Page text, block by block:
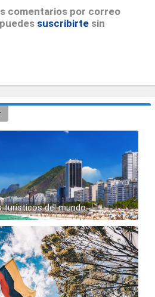
comentarios por correo
suscribirtesin
turísticos del mundo